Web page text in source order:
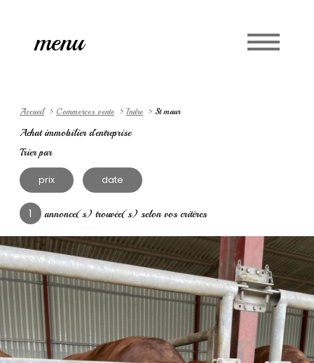
menu
Accueil Commerces vente Indre St maur
Achat immobilier d'entreprise
Trier par
prix date
1 annonce(s) trouvée(s) selon vos critères